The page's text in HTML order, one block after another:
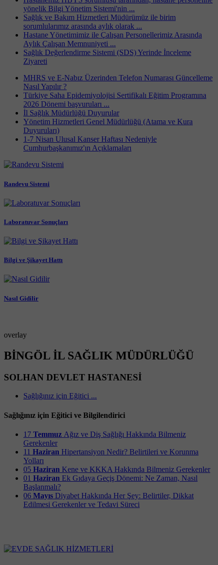
yönelik Bilgi Yönetim Sistemi'nin ...
Sağlık ve Bakım Hizmetleri Müdürümüz ile birim
sorumlularımız arasında aylık olarak ...
Hastane Yönetimimiz ile Çalışan Personellerimiz Arasında
Aylık Çalışan Memnuniyeti ...
Sağlık Değerlendirme Sistemi (SDS) Yerinde İnceleme
Ziyareti
MHRS ve E-Nabız Üzerinden Telefon Numarası Güncelleme
Nasıl Yapılır ?
Türkiye Saha Epidemiyolojisi Sertifikalı Eğitim Programına
2026 Dönemi başvuruları ...
İl Sağlık Müdürlüğü Duyurular
Yönetim Hizmetleri Genel Müdürlüğü (Atama ve Kura
Duyuruları)
1-7 Nisan Ulusal Kanser Haftası Nedeniyle
Cumhurbaşkanımız'ın Açıklamaları
Randevu Sistemi
Laboratuvar Sonuçları
Bilgi ve Şikayet Hattı
Nasıl Gidilir
overlay
BİNGÖL İL SAĞLIK MÜDÜRLÜĞÜ
SOLHAN DEVLET HASTANESİ
Sağlığınız için Eğitici ...
Sağlığınız için Eğitici ve Bilgilendirici
17 Temmuz Ağız ve Diş Sağlığı Hakkında Bilmeniz
Gerekenler
11 Haziran Hipertansiyon Nedir? Belirtileri ve Korunma
Yolları
05 Haziran Kene ve KKKA Hakkında Bilmeniz Gerekenler
01 Haziran Ek Gıdaya Geçiş Dönemi: Ne Zaman, Nasıl
Başlanmalı?
06 Mayıs Diyabet Hakkında Her Şey: Belirtiler, Dikkat
Edilmesi Gerekenler ve Tedavi Süreci